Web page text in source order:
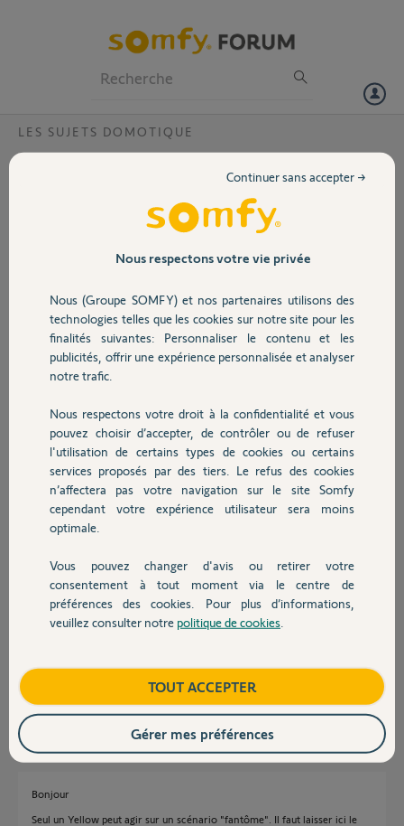
Volet
Sécurité
Domotique
Chauffage
Autres produits
Devis avec un pro
Contact
LES SUJETS DOMOTIQUE
Supprimer un scénario, je sais faire, mais
Bonjour,
Je découvre ce jour qu’un
de mes volets roulant,
n’est pas programmée, l’
c’est un scénario qui
n’existe plus …
Supprimer un scénario, je
Si vous aviez la procédure, merci
J’ai constaté également quand on modifie un scénario, la
modification n’est pas toujours pris en compte, y a-t-il un délai, une
procédure d’activation comme désactiver scénario et le réactivé, une
fois la modification réalisées…
Je n’ai jamais eu ce genre de problème avec ma TaHoma pro, que je
viens de remplacer
David D.
Participer au fil de discussion
Réponses
Bonjour
Seul un Yellow peut agir sur un scénario "fantôme". Il faut laisser ici le
Nous respectons votre vie privée
Nous (Groupe SOMFY) et nos partenaires utilisons des
technologies telles que les cookies sur notre site pour les
finalités suivantes: Personnaliser le contenu et les
publicités, offrir une expérience personnalisée et analyser
notre trafic.
Nous respectons votre droit à la confidentialité et vous
pouvez choisir d’accepter, de contrôler ou de refuser
l'utilisation de certains types de cookies ou certains
services proposés par des tiers. Le refus des cookies
n’affectera pas votre navigation sur le site Somfy
cependant votre expérience utilisateur sera moins
optimale.
Vous pouvez changer d'avis ou retirer votre
consentement à tout moment via le centre de
préférences des cookies. Pour plus d’informations,
veuillez consulter notre politique de cookies
Continuer sans accepter →
TOUT ACCEPTER
Gérer mes préférences